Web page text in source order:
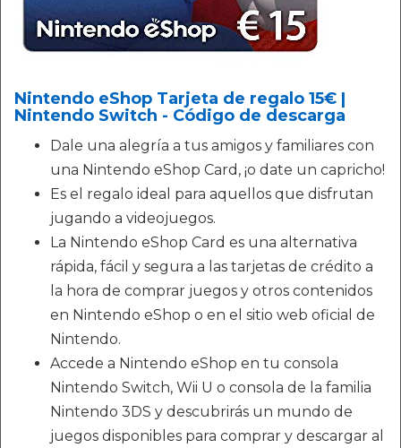
Nintendo eShop Tarjeta de regalo 15€ |
Nintendo Switch - Código de descarga
Dale una alegría a tus amigos y familiares con
una Nintendo eShop Card, ¡o date un capricho!
Es el regalo ideal para aquellos que disfrutan
jugando a videojuegos.
La Nintendo eShop Card es una alternativa
rápida, fácil y segura a las tarjetas de crédito a
la hora de comprar juegos y otros contenidos
en Nintendo eShop o en el sitio web oficial de
Nintendo.
Accede a Nintendo eShop en tu consola
Nintendo Switch, Wii U o consola de la familia
Nintendo 3DS y descubrirás un mundo de
juegos disponibles para comprar y descargar al